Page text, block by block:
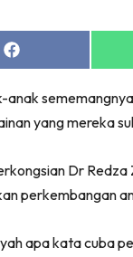
Share
on
anak
yang mereka
Dr Redza
perkembangan
apa kata cuba